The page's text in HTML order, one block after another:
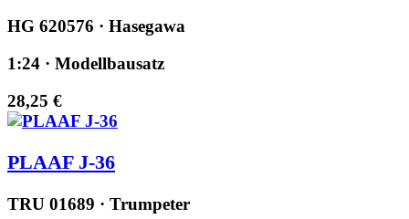
HG 620576 · Hasegawa
1:24 · Modellbausatz
28,25 €
PLAAF J-36
TRU 01689 · Trumpeter